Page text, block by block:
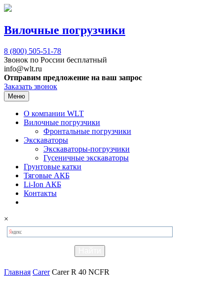
Вилочные погрузчики
8 (800) 505-51-78
Звонок по России бесплатный
info@wlt.ru
Отправим предложение на ваш запрос
Заказать звонок
Меню
О компании WLT
Вилочные погрузчики
Фронтальные погрузчики
Экскаваторы
Экскаваторы-погрузчики
Гусеничные экскаваторы
Грунтовые катки
Тяговые АКБ
Li-Ion АКБ
Контакты
×
Главная Carer Carer R 40 NCFR